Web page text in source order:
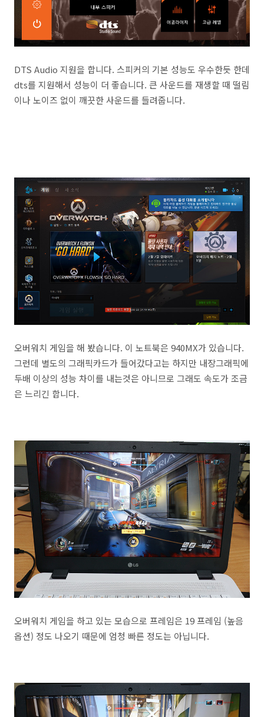
DTS Audio 지원을 합니다. 스피커의 기본 성능도 우수한듯 한데
dts를 지원해서 성능이 더 좋습니다. 큰 사운드를 재생할 때 떨림
이나 노이즈 없이 깨끗한 사운드를 들려줍니다.
오버워치 게임을 해 봤습니다. 이 노트북은 940MX가 있습니다.
그런데 별도의 그래픽카드가 들어갔다고는 하지만 내장그래픽에
두배 이상의 성능 차이를 내는것은 아니므로 그래도 속도가 조금
은 느리긴 합니다.
오버워치 게임을 하고 있는 모습으로 프레임은 19 프레임 (높음
옵션) 정도 나오기 때문에 엄청 빠른 정도는 아닙니다.